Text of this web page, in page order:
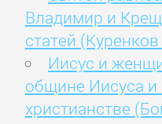
Владимир и
статей
Иисус и
общине Иисуса
христианстве